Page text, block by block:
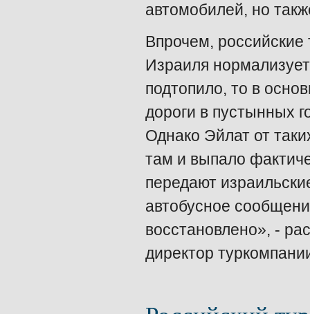
автомобилей, но
Впрочем, российские
Израиля
подтопило, то в
дороги в пустынных
Однако Эйлат от
там и выпало
передают
автобусное
восстановлено», -
директор